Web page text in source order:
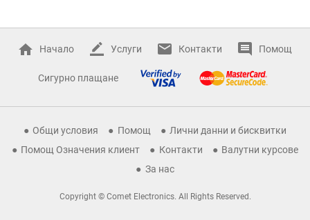
Начало Услуги Контакти Помощ
Сигурно плащане
Общи условия Помощ
Лични данни и бисквитки
Помощ Означения клиент
Контакти
Валутни курсове
За нас
Copyright © Comet Electronics. All Rights Reserved.